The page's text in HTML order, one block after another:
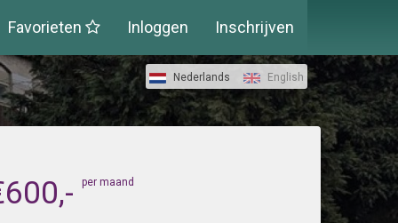
Favorieten Inloggen Inschrijven
Nederlands English
per maand